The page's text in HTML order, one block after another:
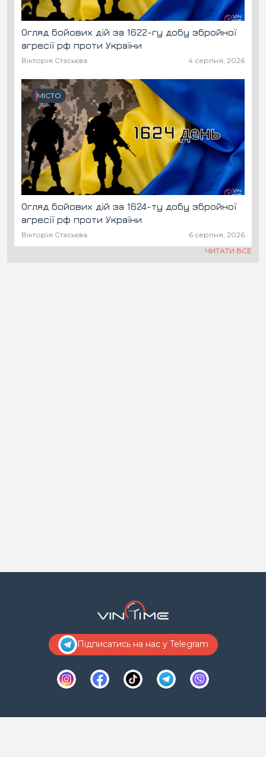
Огляд бойових дій за 1622-гу добу збройної
агресії рф проти України
Вікторія Стасьєва 4 серпня, 2026
МІСТО
Огляд бойових дій за 1624-ту добу збройної
агресії рф проти України
Вікторія Стасьєва
6 серпня, 2026
ЧИТАТИ ВСЕ
Підписатись на нас у Telegram